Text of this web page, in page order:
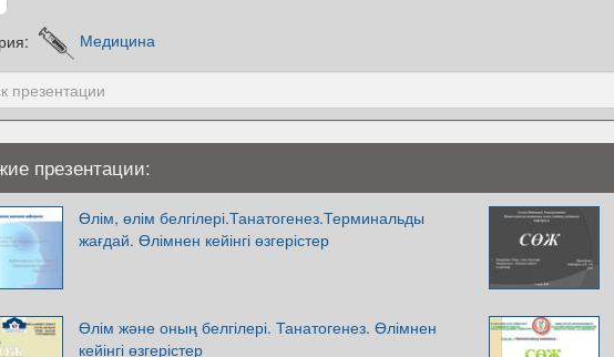
Медицина
презентации:
Өлім, өлім белгілері.Танатогенез.Терминальды
жағдай. Өлімнен кейінгі өзгерістер
Өлім және оның белгілері. Танатогенез. Өлімнен
кейінгі өзгерістер